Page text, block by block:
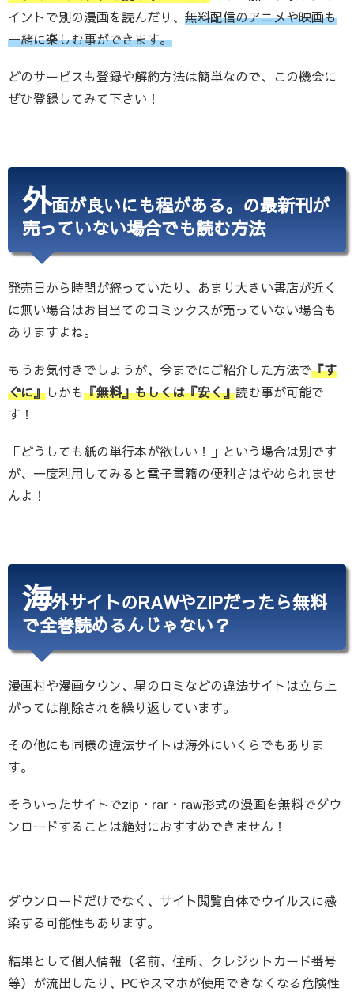
イントで別の漫画を読んだり、 無料配信のアニメや映画も
一緒に楽しむ事ができます。
どのサービスも登録や解約方法は簡単なので、この機会に
ぜひ登録してみて下さい！
外面が良いにも程がある。の最新刊が
売っていない場合でも読む方法
発売日から時間が経っていたり、あまり大きい書店が近く
に無い場合はお目当てのコミックスが売っていない場合も
ありますよね。
もうお気付きでしょうが、今までにご紹介した方法で『す
ぐに』しかも『無料』もしくは『安く』読む事が可能で
す！
「どうしても紙の単行本が欲しい！」という場合は別です
が、一度利用してみると電子書籍の便利さはやめられませ
んよ！
海外サイトのRAWやZIPだったら無料
で全巻読めるんじゃない？
漫画村や漫画タウン、星のロミなどの違法サイトは立ち上
がっては削除されを繰り返しています。
その他にも同様の違法サイトは海外にいくらでもありま
す。
そういったサイトでzip・rar・raw形式の漫画を無料でダウ
ンロードすることは絶対におすすめできません！
ダウンロードだけでなく、サイト閲覧自体でウイルスに感
染する可能性もあります。
結果として個人情報（名前、住所、クレジットカード番号
等）が流出したり、PCやスマホが使用できなくなる危険性